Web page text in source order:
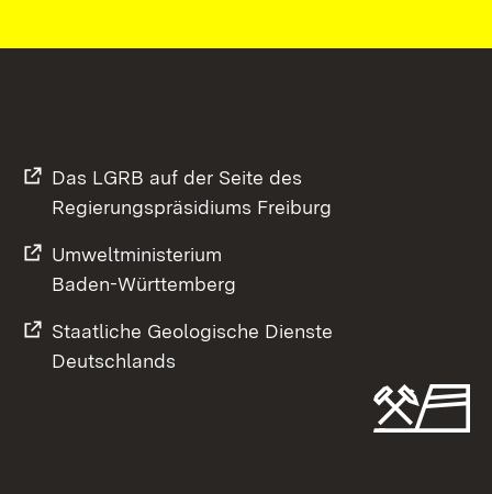
Das LGRB auf der Seite des
Regierungspräsidiums Freiburg
Umweltministerium
Baden-Württemberg
Staatliche Geologische Dienste
Deutschlands